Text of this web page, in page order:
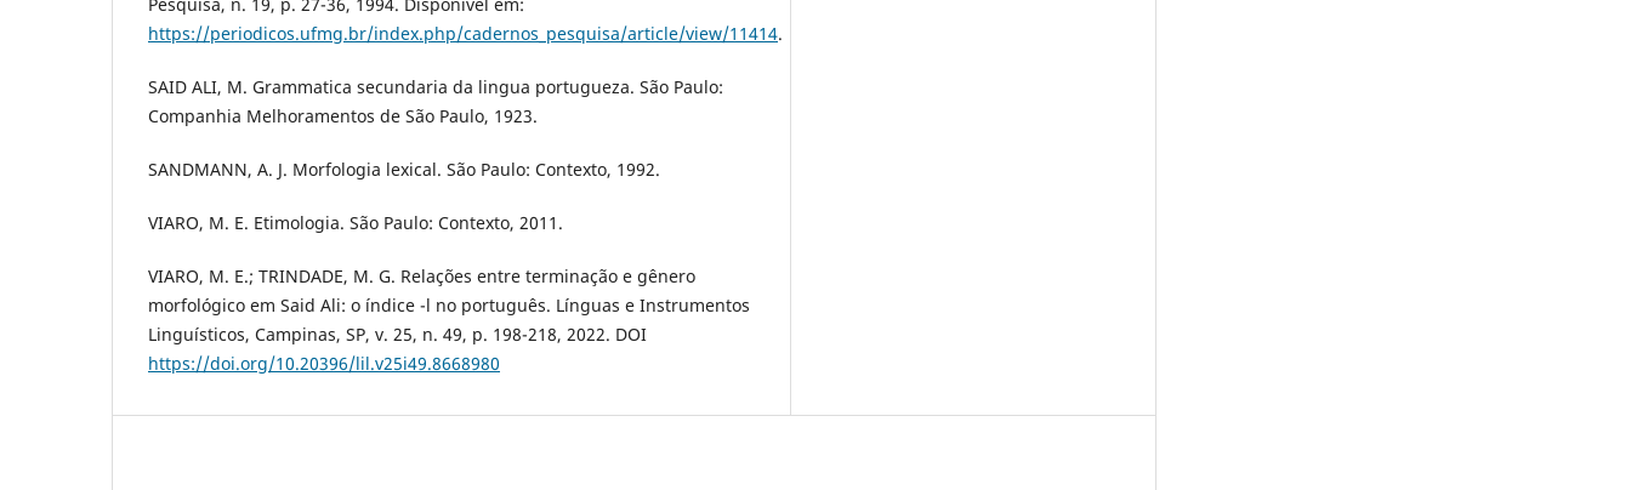
https://periodicos.ufmg.br/index.php/cadernos_pesquisa/article/view/11414.
SAID ALI, M. Grammatica secundaria da lingua portugueza. São Paulo:
Companhia Melhoramentos de São Paulo, 1923.
SANDMANN, A. J. Morfologia lexical. São Paulo: Contexto, 1992.
VIARO, M. E. Etimologia. São Paulo: Contexto, 2011.
VIARO, M. E.; TRINDADE, M. G. Relações entre terminação e gênero
morfológico em Said Ali: o índice -l no português. Línguas e Instrumentos
Linguísticos, Campinas, SP, v. 25, n. 49, p. 198-218, 2022. DOI
https://doi.org/10.20396/lil.v25i49.8668980